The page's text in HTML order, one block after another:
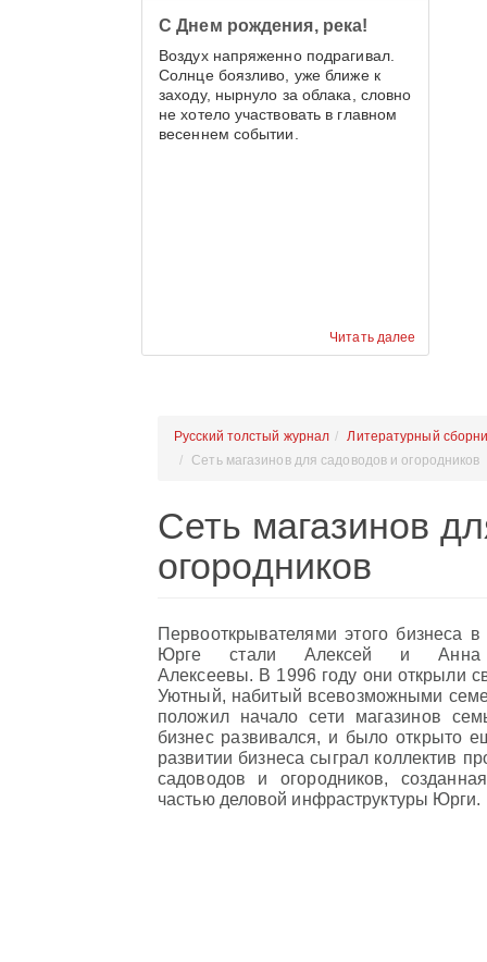
Читать далее
С Днем рождения, река!
Воздух напряженно подрагивал.
Солнце боязливо, уже ближе к
заходу, нырнуло за облака, словно
не хотело участвовать в главном
весеннем событии.
Русский толстый журнал
Литературный
Сеть магазинов для садоводов и огородников
Сеть магазинов
огородников
Первооткрывателями этого бизнеса в
Юрге стали Алексей и Анна
Алексеевы. В 1996 году они открыли
Уютный, набитый всевозможными
положил начало сети магазинов
бизнес развивался, и было открыто
развитии бизнеса сыграл коллектив
садоводов и огородников,
частью деловой инфраструктуры Юрги.